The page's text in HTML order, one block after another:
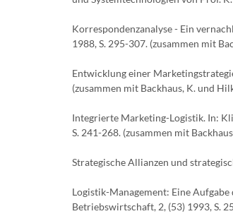
Korrespondenzanalyse - Ein
1988, S. 295-307. (zusammen mit
Entwicklung einer
(zusammen mit Backhaus, K. und
Integrierte Marketing-Logistik. In:
S. 241-268. (zusammen mit
Strategische Allianzen und
Logistik-Management: Eine
Betriebswirtschaft, 2, (53) 1993, S.